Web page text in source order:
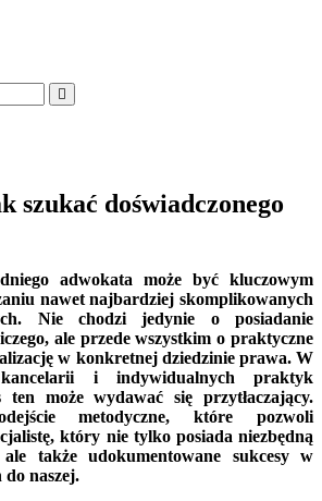
szukać doświadczonego
adwokata może być kluczowym
nawet najbardziej skomplikowanych
Nie chodzi jedynie o posiadanie
ale przede wszystkim o praktyczne
w konkretnej dziedzinie prawa. W
i indywidualnych praktyk
ten może wydawać się przytłaczający.
metodyczne, które pozwoli
który nie tylko posiada niezbędną
ale także udokumentowane sukcesy w
naszej.